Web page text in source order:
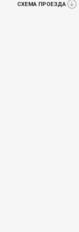
СХЕМА ПРОЕЗДА